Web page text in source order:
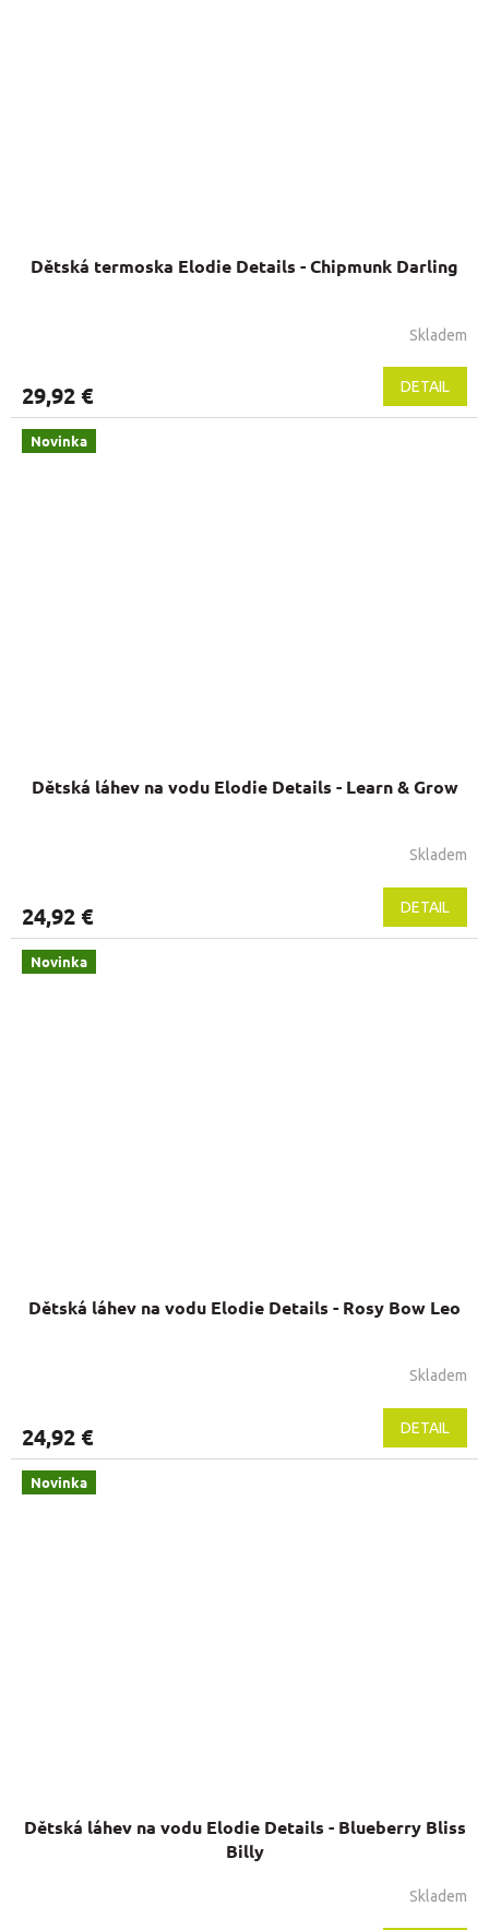
Dětská termoska Elodie Details - Chipmunk Darling
Skladem
29,92 € DETAIL
Novinka
Dětská láhev na vodu Elodie Details - Learn & Grow
Skladem
24,92 € DETAIL
Novinka
Dětská láhev na vodu Elodie Details - Rosy Bow Leo
Skladem
24,92 € DETAIL
Novinka
Dětská láhev na vodu Elodie Details - Blueberry Bliss
Billy
Skladem